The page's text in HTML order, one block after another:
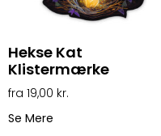
Hekse Kat
Klistermærke
19,00 kr.
Se Mere